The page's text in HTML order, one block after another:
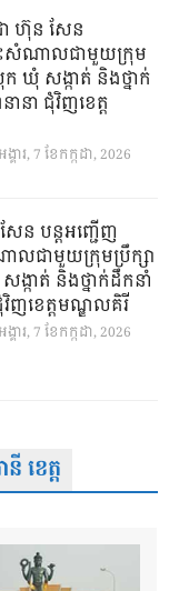
ោ ហ៊ុន សែន
សំណាលជាមួយក្រុម
ក ឃុំ សង្កាត់ និងថ្នាក់
ានា ជុំវិញខេត្ត
ង្គារ, 7 ខែ​កក្កដា, 2026
ន បន្តអញ្ជើញ
ជាមួយក្រុមប្រឹក្សា
ង្កាត់ និងថ្នាក់ដឹកនាំ
វិញខេត្តមណ្ឌលគិរី
ង្គារ, 7 ខែ​កក្កដា, 2026
ខេត្ត